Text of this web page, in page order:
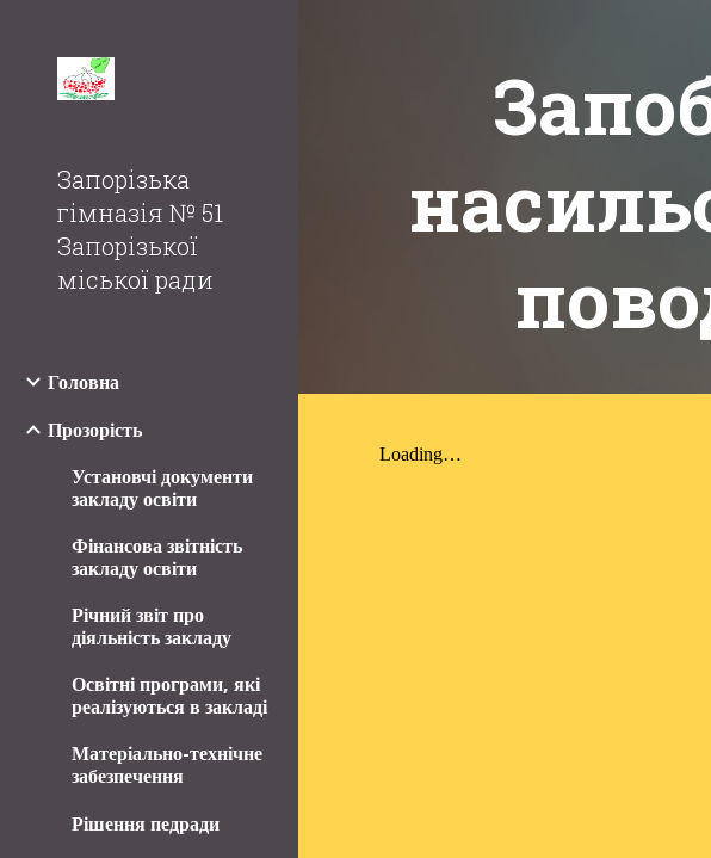
Запорізька
гімназія № 51
Запорізької
міської ради
Головна
Прозорість
Установчі документи
закладу освіти
Фінансова звітність
закладу освіти
Річний звіт про
діяльність закладу
Освітні програми, які
реалізуються в закладі
Матеріально-технічне
забезпечення
Рішення педради